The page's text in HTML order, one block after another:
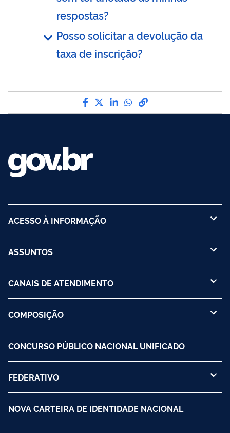
respostas?
Posso solicitar a devolução da
taxa de inscrição?
Compartilhe por Facebook
Compartilhe por Twitter
Compartilhe por
Compartilhe por
link para Copiar
ACESSO À INFORMAÇÃO
ASSUNTOS
CANAIS DE ATENDIMENTO
COMPOSIÇÃO
CONCURSO PÚBLICO NACIONAL UNIFICADO
FEDERATIVO
NOVA CARTEIRA DE IDENTIDADE NACIONAL